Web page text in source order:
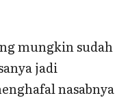
mungkin sudah
jadi
nasabnya